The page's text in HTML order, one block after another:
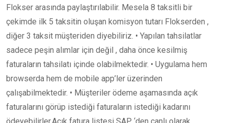
Flokser arasında paylaştırılabilir. Mesela 8 taksitli bir
çekimde ilk 5 taksitin oluşan komisyon tutarı Flokserden ,
diğer 3 taksit müşteriden diyebiliriz. • Yapılan tahsilatlar
sadece peşin alımlar için değil , daha önce kesilmiş
faturaların tahsilatı içinde olabilmektedir. • Uygulama hem
browserda hem de mobile app’ler üzerinden
çalışabilmektedir. • Müşteriler ödeme aşamasında açık
faturalarını görüp istediği faturaların istediği kadarını